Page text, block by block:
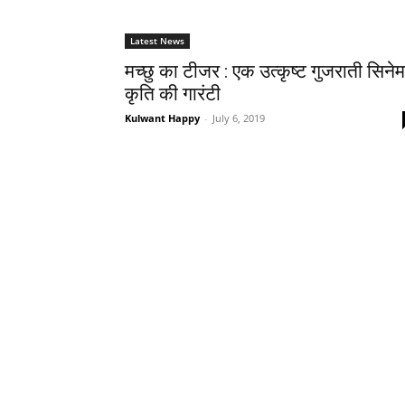
Latest News
मच्‍छु का टीजर : एक उत्कृष्ट गुजराती
कृति की गारंटी
Kulwant Happy - July 6, 2019